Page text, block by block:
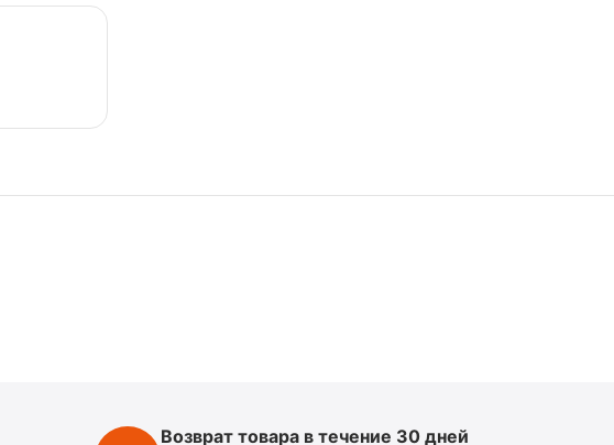
Возврат товара в течение 30 дней